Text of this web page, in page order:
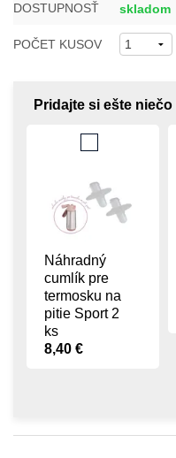
DOSTUPNOSŤ skladom
POČET KUSOV
Pridajte si ešte
Náhradný
cumlík pre
termosku na
pitie Sport 2
ks
8,40 €